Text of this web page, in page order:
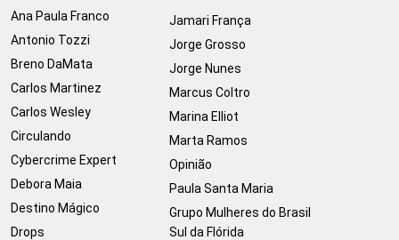
Ana Paula Franco
Antonio Tozzi
Breno DaMata
Carlos Martinez
Carlos Wesley
Circulando
Cybercrime Expert
Debora Maia
Destino Mágico
Drops
Jamari França
Jorge Grosso
Jorge Nunes
Marcus Coltro
Marina Elliot
Marta Ramos
Opinião
Paula Santa Maria
Grupo Mulheres do Brasil
Sul da Flórida